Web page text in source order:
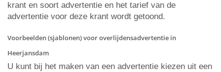
krant en soort advertentie en het tarief van de
advertentie voor deze krant wordt getoond.
Voorbeelden (sjablonen) voor overlijdensadvertentie in
Heerjansdam
U kunt bij het maken van een advertentie kiezen uit een